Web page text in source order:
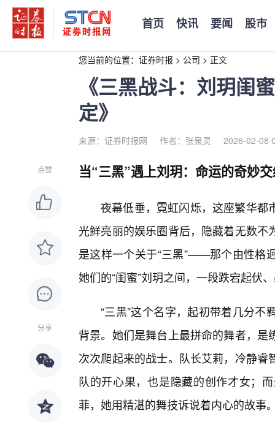
首页 快讯 要闻 股市
您当前的位置： 证券时报 > 公司 > 正文
《三黑战斗：刘玥闺
定》
来源：证券时报网 作者：张泉灵 2026-02-08
点赞
分享
当“三黑”遇上刘玥：命运的奇妙
夜幕低垂，霓虹闪烁，这座繁华都
光鲜亮丽的娱乐圈背后，隐藏着无数
是这样一个关于“三黑”——那个由性格
她们的“闺蜜”刘玥之间，一段跌宕起伏
“三黑”这个名字，起初带着几分
背景。她们是舞台上最拼命的舞者，
次次爬起来的战士。队长艾莉，冷静
队的开心果，也是隐藏的创作才女；
菲，她用精湛的舞技诉说着内心的故事